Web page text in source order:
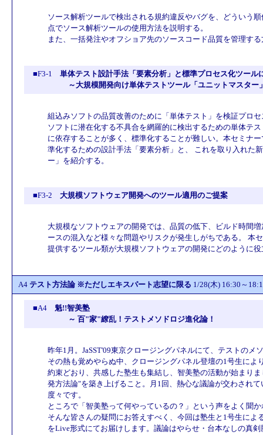
ソース解析ツールで検出される規約違反やバグを、どういう
点でソース解析ツールの使用方法を説明する。
また、一括発注やオフショア先のソースコード品質を管理す
■F3-1
単体テスト設計手法「要素分析」と標準プロセス化ツール
～大規模開発向け単体テストツール「ユニットマスター
組込みソフトの品質改善のために「単体テスト」を検証プロ
ソフトに潜在化する不具合を網羅的に検出するための単体テ
に依存することが多く、標準化することが難しい。本セミナ
準化するための設計手法「要素分析」と、 これを取り入れた
ー」を紹介する。
■F3-2 大規模ソフトウェア開発へのツール適用のご提案
大規模なソフトウェアの開発では、品質の低下、ビルド時間
ースの混入など様々な問題やリスクが発生しがちである。 本
提供するツール類が大規模ソフトウェアの開発にどのように
A4 テスト方法論 ※ただしエキスパート志望に限る 1/28(木) 16:30～
■A4
魁!!智美塾
～ 百"家"繚乱！テストメソドロジ進化論！
昨年1月。JaSST'09東京クロージングパネルにて、テストのメ
その熱も覚めやらぬ中、クロージングパネル登壇の1号生によ
約束どおり、共感した塾生も集結し、智美塾の活動が始まり
発方法論"を築き上げること。月1回、熱心な議論が交わされ
度々です。
ところで「智美塾って何やっているの？」という声をよく聞
そんな皆さんの疑問にお答えすべく、今回は塾生と1号生によ
をLive形式にてお届けします。議論はやらせ・台本なしの真剣